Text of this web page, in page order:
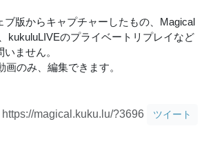
ブ版からキャプチャーしたもの、Magical
kukuluLIVEのプライベートリプレイなど
いません。
のみ、編集できます。
https://magical.kuku.lu/?3696 ツイート